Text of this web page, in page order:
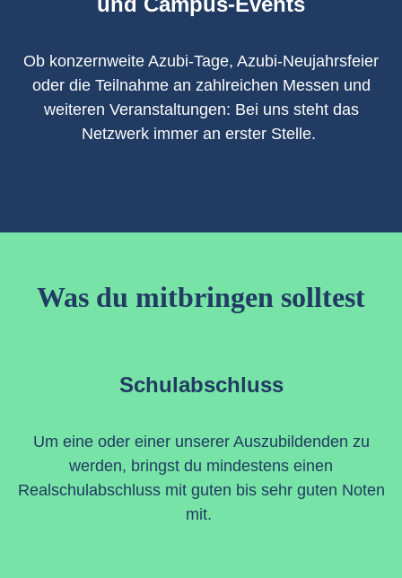
Ob konzernweite Azubi-Tage, Azubi-Neujahrsfeier
oder die Teilnahme an zahlreichen Messen und
weiteren Veranstaltungen: Bei uns steht das
Netzwerk immer an erster Stelle.
Was du mitbringen solltest
Schulabschluss
Um eine oder einer unserer Auszubildenden zu
werden, bringst du mindestens einen
Realschulabschluss mit guten bis sehr guten Noten
mit.